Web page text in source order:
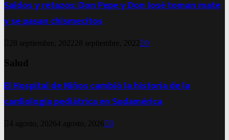
Saldos y retazos: Don Pepe y Don José toman mate
y se pasan chismecitos
28 septiembre, 2022 28 septiembre, 2022 0
Salud
El Hospital de Niños cambió la historia de la
cardiología pediátrica en Sudamérica
4 agosto, 20264 agosto, 2026 0